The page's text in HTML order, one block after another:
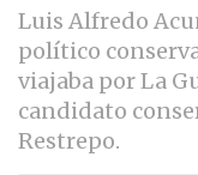
Luis Alfredo
político
viajaba por La
candidato
Restrepo.